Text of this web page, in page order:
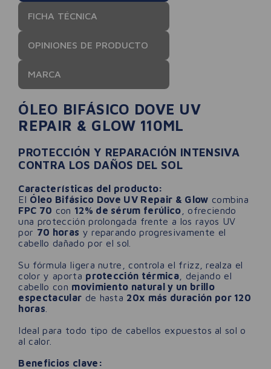
FICHA TÉCNICA
OPINIONES DE PRODUCTO
MARCA
ÓLEO BIFÁSICO DOVE UV
REPAIR & GLOW 110ML
PROTECCIÓN Y REPARACIÓN INTENSIVA
CONTRA LOS DAÑOS DEL SOL
Características del producto:
El Óleo Bifásico Dove UV Repair & Glow combina
FPC 70 con 12% de sérum ferúlico , ofreciendo
una protección prolongada frente a los rayos UV
por 70 horas y reparando progresivamente el
cabello dañado por el sol.
Su fórmula ligera nutre, controla el frizz, realza el
color y aporta protección térmica, dejando el
cabello con movimiento natural y un brillo
espectacular de hasta 20x más duración por 120
horas
Ideal para todo tipo de cabellos expuestos al sol o
al calor.
Beneficios clave: